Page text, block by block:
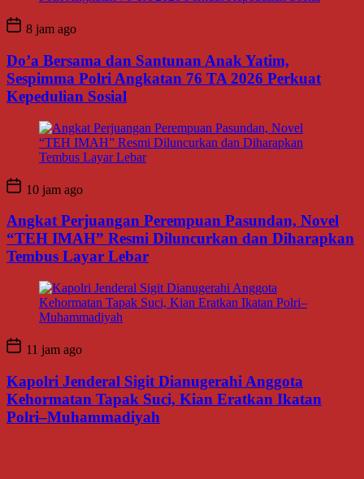
8 jam ago
Do’a Bersama dan Santunan Anak Yatim,
Sespimma Polri Angkatan 76 TA 2026 Perkuat
Kepedulian Sosial
10 jam ago
Angkat Perjuangan Perempuan Pasundan, Novel
“TEH IMAH” Resmi Diluncurkan dan Diharapkan
Tembus Layar Lebar
11 jam ago
Kapolri Jenderal Sigit Dianugerahi Anggota
Kehormatan Tapak Suci, Kian Eratkan Ikatan
Polri–Muhammadiyah